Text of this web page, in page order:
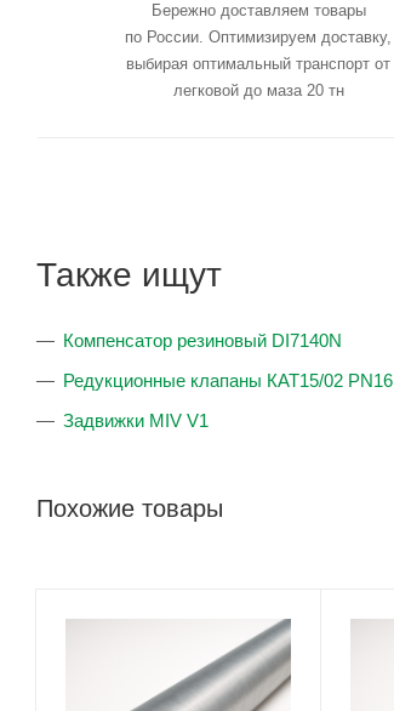
Бережно доставляем товары
по России. Оптимизируем доставку,
выбирая оптимальный транспорт от
легковой до маза 20 тн
Также ищут
Компенсатор резиновый DI7140N
Редукционные клапаны КАТ15/02 PN16
Задвижки MIV V1
Похожие товары